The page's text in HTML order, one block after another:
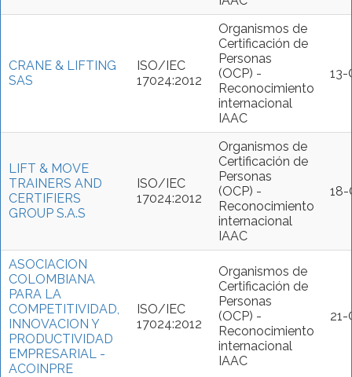
CRANE & LIFTING
SAS
ISO/IEC
17024:2012
Organismos de
Certificación de
Personas
(OCP) -
Reconocimiento
internacional
IAAC
13-
LIFT & MOVE
TRAINERS AND
CERTIFIERS
GROUP S.A.S
ISO/IEC
17024:2012
Organismos de
Certificación de
Personas
(OCP) -
Reconocimiento
internacional
IAAC
18-
ASOCIACION
COLOMBIANA
PARA LA
COMPETITIVIDAD,
INNOVACION Y
PRODUCTIVIDAD
EMPRESARIAL -
ACOINPRE
ISO/IEC
17024:2012
Organismos de
Certificación de
Personas
(OCP) -
Reconocimiento
internacional
IAAC